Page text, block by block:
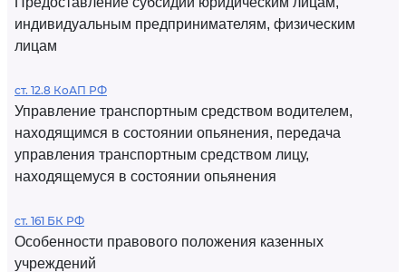
индивидуальным предпринимателям, физическим
лицам
ст. 12.8 КоАП РФ
Управление транспортным средством водителем,
находящимся в состоянии опьянения, передача
управления транспортным средством лицу,
находящемуся в состоянии опьянения
ст. 161 БК РФ
Особенности правового положения казенных
учреждений